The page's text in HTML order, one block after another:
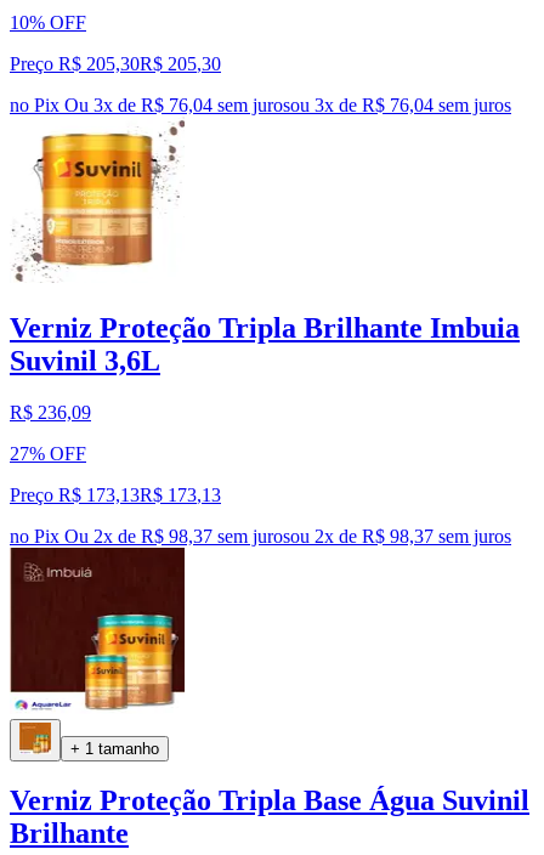
10% OFF
Preço R$ 205,30R$ 205,30
no Pix Ou 3x de R$ 76,04 sem jurosou 3x de R$ 76,04 sem juros
Verniz Proteção Tripla Brilhante Imbuia
Suvinil 3,6L
R$ 236,09
27% OFF
Preço R$ 173,13R$ 173,13
no Pix Ou 2x de R$ 98,37 sem jurosou 2x de R$ 98,37 sem juros
+ 1 tamanho
Verniz Proteção Tripla Base Água Suvinil
Brilhante